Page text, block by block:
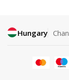
Hungary